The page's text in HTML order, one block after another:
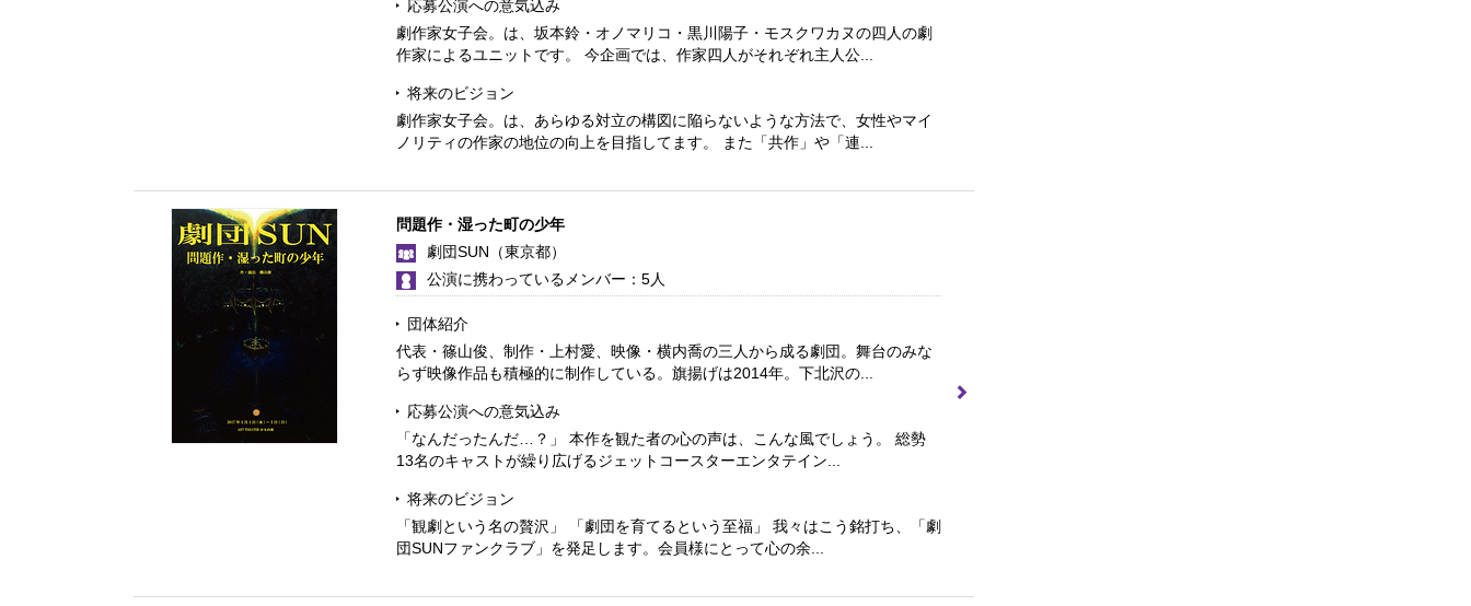
応募公演への意気込み
劇作家女子会。は、坂本鈴・オノマリコ・黒川陽子・モスクワカヌの四人の劇
作家によるユニットです。 今企画では、作家四人がそれぞれ主人公...
将来のビジョン
劇作家女子会。は、あらゆる対立の構図に陥らないような方法で、女性やマイ
ノリティの作家の地位の向上を目指してます。 また「共作」や「連...
問題作・湿った町の少年
劇団SUN （東京都）
公演に携わっているメンバー：5人
団体紹介
代表・篠山俊、制作・上村愛、映像・横内喬の三人から成る劇団。舞台のみな
らず映像作品も積極的に制作している。旗揚げは2014年。下北沢の...
応募公演への意気込み
「なんだったんだ…？」 本作を観た者の心の声は、こんな風でしょう。 総勢
13名のキャストが繰り広げるジェットコースターエンタテイン...
将来のビジョン
「観劇という名の贅沢」 「劇団を育てるという至福」 我々はこう銘打ち、「劇
団SUNファンクラブ」を発足します。会員様にとって心の余...